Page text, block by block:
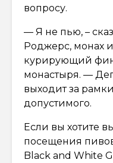
вопросу.
— Я не пью, –
Роджерс, монах
курирующий
монастыря. —
выходит за
допустимого.
Если вы хотите
посещения
Black and White